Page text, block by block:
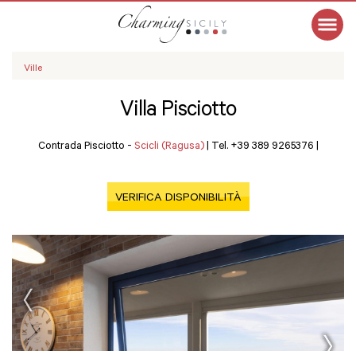
Ville
Villa Pisciotto
Contrada Pisciotto - Scicli (Ragusa) | Tel. +39 389 9265376 |
VERIFICA DISPONIBILITÀ